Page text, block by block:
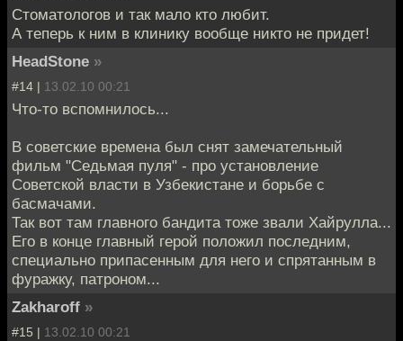
Стоматологов и так мало кто любит.
А теперь к ним в клинику вообще никто не придет!
HeadStone »
#14 | 13.02.10 00:21
Что-то вспомнилось...
В советские времена был снят замечательный
фильм "Седьмая пуля" - про установление
Советской власти в Узбекистане и борьбе с
басмачами.
Так вот там главного бандита тоже звали Хайрулла...
Его в конце главный герой положил последним,
специально припасенным для него и спрятанным в
фуражку, патроном...
Zakharoff »
#15 | 13.02.10 00:21